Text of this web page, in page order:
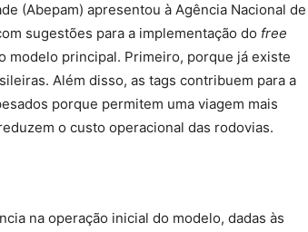
(Abepam) apresentou à Agência Nacional de
sugestões para a implementação do free
modelo principal. Primeiro, porque já existe
Além disso, as tags contribuem para a
porque permitem uma viagem mais
o custo operacional das rodovias.
na operação inicial do modelo, dadas às